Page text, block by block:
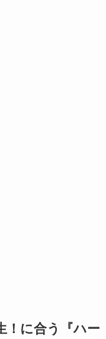
！に合う『ハー